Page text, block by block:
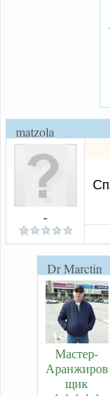
matzola
-
Dr Marctin
Мастер-
Аранжиров
щик